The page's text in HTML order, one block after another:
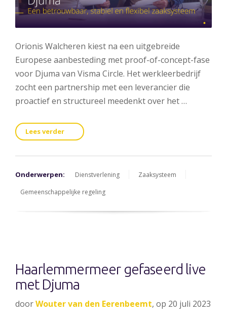
Orionis Walcheren kiest na een uitgebreide
Europese aanbesteding met proof-of-concept-fase
voor Djuma van Visma Circle. Het werkleerbedrijf
zocht een partnership met een leverancier die
proactief en structureel meedenkt over het …
Lees verder
Onderwerpen: Dienstverlening
Zaaksysteem
Gemeenschappelijke regeling
Haarlemmermeer gefaseerd live
met Djuma
doorWouter van den Eerenbeemt, op 20 juli 2023